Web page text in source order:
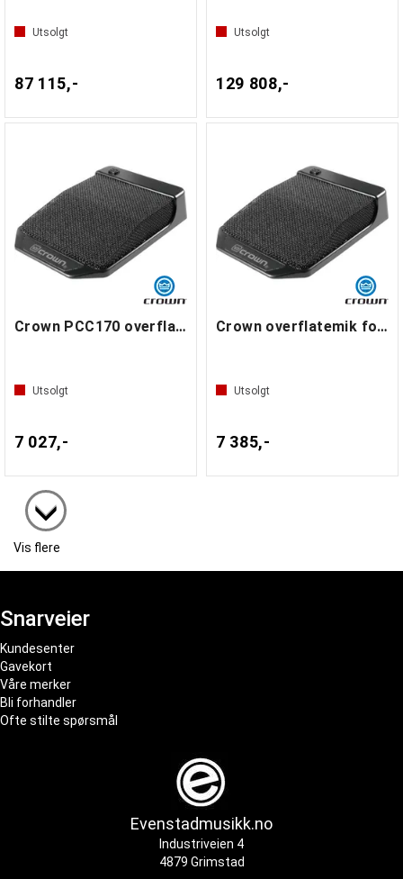
Utsolgt
87 115,-
Utsolgt
129 808,-
Crown PCC170 overflatemik for bord
Utsolgt
7 027,-
Crown overflatemik for bord av/på bryter
Utsolgt
7 385,-
Vis flere
Snarveier
Kundesenter
Gavekort
Våre merker
Bli forhandler
Ofte stilte spørsmål
Evenstadmusikk.no
Industriveien 4
4879 Grimstad